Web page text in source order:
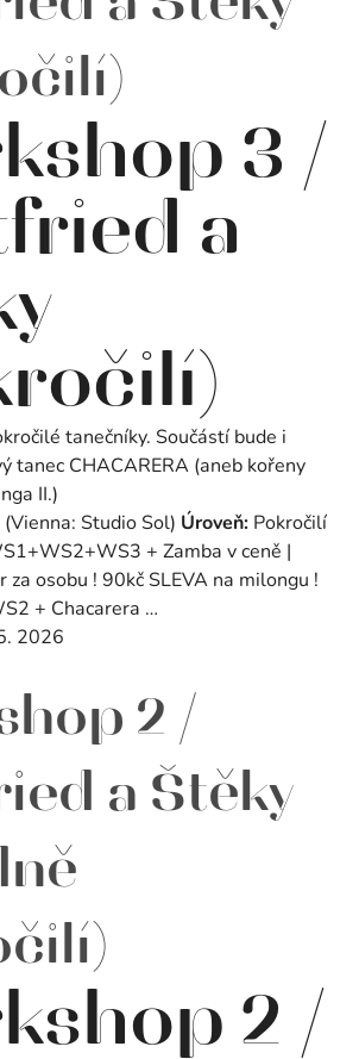
3 /
a
tanečníky. Součástí bude i
tanec CHACARERA (aneb kořeny
II.)
Studio Sol) Úroveň: Pokročilí
+ Zamba v ceně |
za osobu ! 90kč SLEVA na milongu !
+ Chacarera …
2026
2 /
a Štěky
2 /